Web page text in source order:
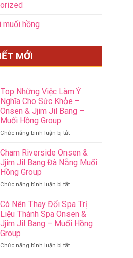
muối hồng
MỚI
Top Những Việc Làm Ý
Nghĩa Cho Sức Khỏe –
Onsen & Jjim Jil Bang –
Muối Hồng Group
Chức năng bình luận bị tắtở
Những
Làm
Nghĩa
Sức
Khỏe
–
Onsen
Jjim
Cham Riverside Onsen &
Jjim Jil Bang Đà Nẵng Muối
Hồng Group
Chức năng bình luận bị tắtở
Riverside
Onsen
&
Jjim
Bang
Có Nên Thay Đổi Spa Trị
Liệu Thành Spa Onsen &
Jjim Jil Bang – Muối Hồng
Group
Chức năng bình luận bị tắtở